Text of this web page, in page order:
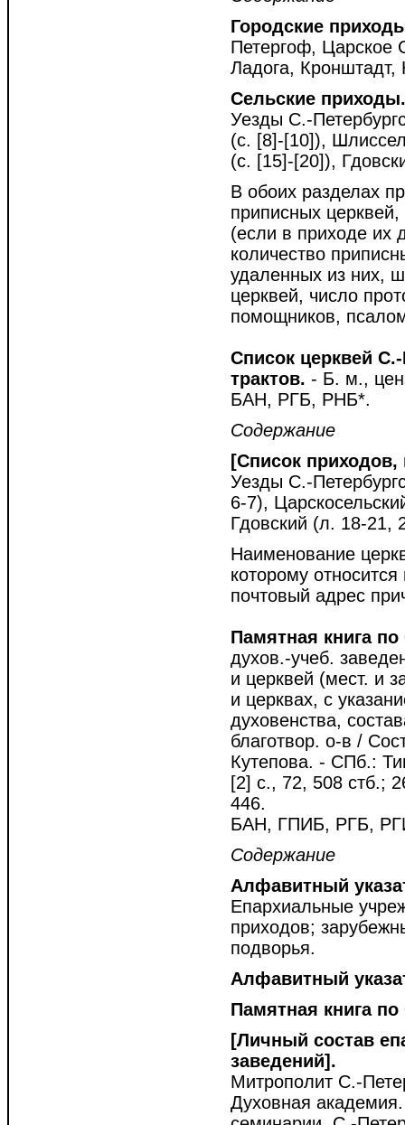
Городские
Петергоф, Царское
Ладога, Кронштадт,
Сельские приходы.
Уезды С.-
(с. [8]-[10]),
(с. [15]-[20]),
В обоих разделах
приписных церквей,
(если в приходе их
количество
удаленных из них,
церквей, число
помощников,
Список церквей
трактов. - Б. м.,
БАН, РГБ, РНБ*.
Содержание
[Список приходов,
Уезды С.-
6-7),
Гдовский (л. 18-21,
Наименование
которому
почтовый адрес
Памятная книга
духов.-учеб.
и церквей (мест. и
и церквах, с
духовенства,
благотвор. о-в /
Кутепова. - СПб.:
[2] с., 72, 508 стб.;
446.
БАН, ГПИБ, РГБ,
Содержание
Алфавитный
Епархиальные
приходов;
подворья.
Алфавитный
Памятная книга
[Личный состав
заведений].
Митрополит С.-
Духовная